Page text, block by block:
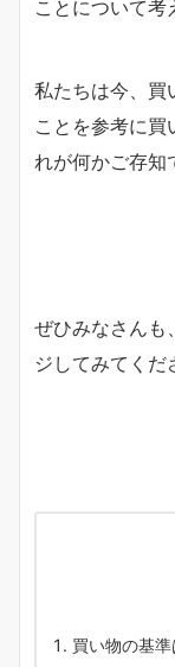
ことについて考
私たちは今、買
ことを参考に買
れが何かご存知
ぜひみなさんも
ジしてみてくだ
買い物の基